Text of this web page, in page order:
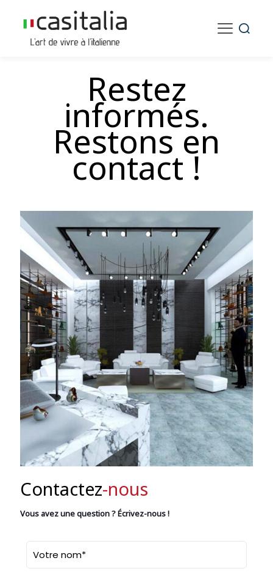
Restez
informés.
Restons en
contact !
Contactez-nous
Vous avez une question ? Écrivez-nous !